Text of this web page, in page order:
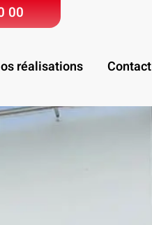
00
réalisations Contact